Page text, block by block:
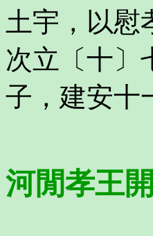
土宇，以慰
次立〔十〕
子，建安十
河閒孝王開